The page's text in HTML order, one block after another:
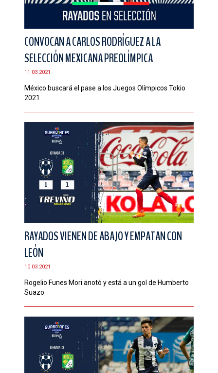
CONVOCAN A CARLOS RODRÍGUEZ A LA
SELECCIÓN MEXICANA PREOLÍMPICA
11.03.2021
México buscará el pase a los Juegos Olímpicos Tokio
2021
RAYADOS VIENEN DE ABAJO Y EMPATAN CON
LEÓN
10.03.2021
Rogelio Funes Mori anotó y está a un gol de Humberto
Suazo